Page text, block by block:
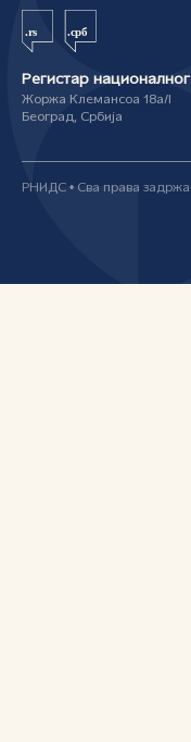
Регистар
Жоржа Клемансоа 18а/I
Београд, Србија
РНИДС • Сва права